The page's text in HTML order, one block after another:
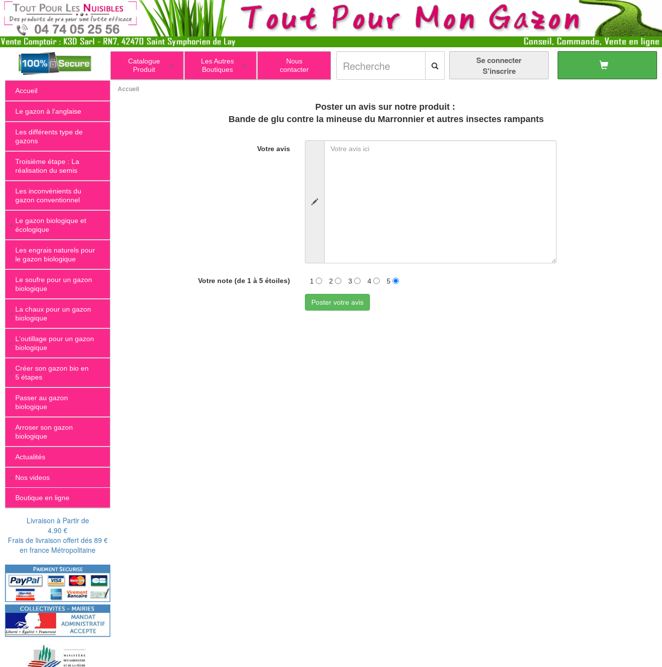
+
Catalogue
Produit
+
Les Autres
Boutiques
Nous
contacter
Se connecter
S'inscrire
Accueil
Le gazon à l'anglaise
Les différents type de
gazons
Troisième étape : La
réalisation du semis
Les inconvénients du
gazon conventionnel
+
Le gazon biologique et
écologique
Les engrais naturels pour
le gazon biologique
Le soufre pour un gazon
biologique
+
La chaux pour un gazon
biologique
+
L'outillage pour un gazon
biologique
+
Créer son gazon bio en
5 étapes
Passer au gazon
biologique
Arroser son gazon
biologique
Actualités
+ Nos videos
Boutique en ligne
Livraison à Partir de
4.90 €
Frais de livraison offert dés 89 €
en france Métropolitaine
Accueil
Poster un avis sur notre produit :
Bande de glu contre la mineuse du Marronnier et autres insectes rampants
Votre avis
Votre note (de 1 à 5 étoiles) 1 2 3 4 5
Poster votre avis